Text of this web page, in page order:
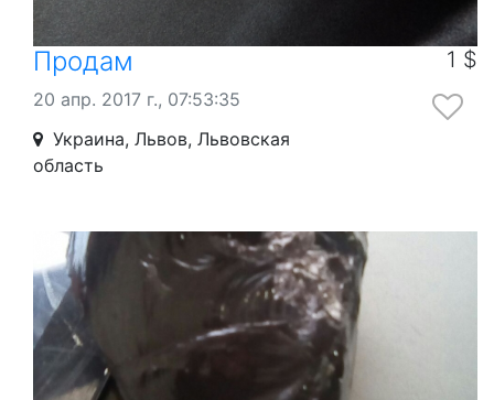
Продам
20 апр. 2017 г., 07:53:35
Украина, Львов, Львовская
область
1 $